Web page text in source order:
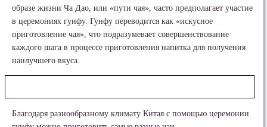
образе жизни Ча Дао, или «пути чая», часто предполагает участие
в церемониях гунфу. Гунфу переводится как «искусное
приготовление чая», что подразумевает совершенствование
каждого шага в процессе приготовления напитка для получения
наилучшего вкуса.
Благодаря разнообразному климату Китая с помощью церемонии